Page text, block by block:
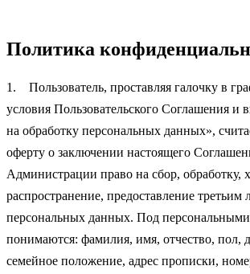
Политика
1. Пользователь, проставляя галочку в
условия Пользовательского Соглашения и
на обработку персональных данных»,
оферту о заключении настоящего
Администрации право на сбор, обработку,
распространение, предоставление третьим
персональных данных. Под
понимаются: фамилия, имя, отчество, пол,
семейное положение, адрес прописки,